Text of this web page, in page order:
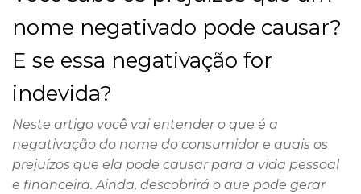
nome negativado pode causar?
E se essa negativação for
indevida?
Neste artigo você vai entender o que é a
negativação do nome do consumidor e quais os
prejuízos que ela pode causar para a vida pessoal
e financeira. Ainda, descobrirá o que pode gerar